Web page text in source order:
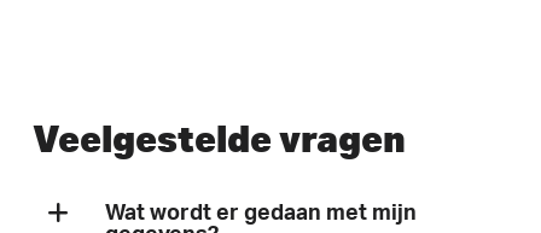
Veelgestelde vragen
Wat wordt er gedaan met mijn